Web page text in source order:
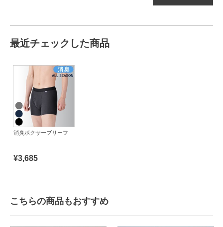
最近チェックした商品
消臭ボクサーブリーフ
¥3,685
こちらの商品もおすすめ